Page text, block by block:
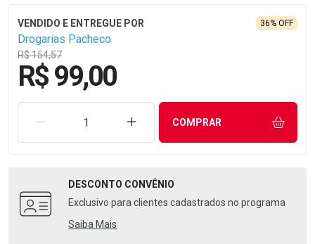
Drogarias Pacheco
R$ 154,57
36% OFF
R$ 99,00
REMOVER UMA UNIDADEAUMENTAR UMA UNIDADE
COMPRAR
DESCONTO CONVÊNIO
Exclusivo para clientes cadastrados no programa
Saiba Mais